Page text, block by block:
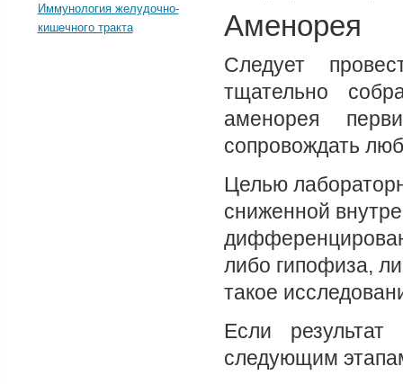
Иммунология желудочно-
кишечного тракта
Аменорея
Следует
тщательно
аменорея
сопровождать
Целью
сниженной
либо гипофиза,
такое
Если результат
следующим